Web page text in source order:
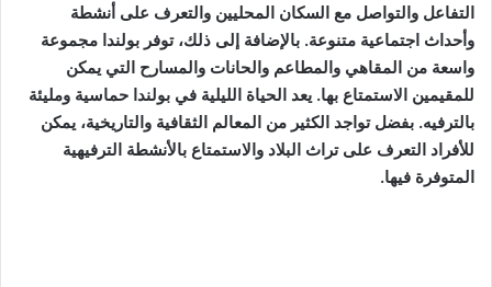
التفاعل والتواصل مع السكان المحليين والتعرف على أنشطة
وأحداث اجتماعية متنوعة. بالإضافة إلى ذلك، توفر بولندا مجموعة
واسعة من المقاهي والمطاعم والحانات والمسارح التي يمكن
للمقيمين الاستمتاع بها. يعد الحياة الليلية في بولندا حماسية ومليئة
بالترفيه. بفضل تواجد الكثير من المعالم الثقافية والتاريخية، يمكن
للأفراد التعرف على تراث البلاد والاستمتاع بالأنشطة الترفيهية
المتوفرة فيها.